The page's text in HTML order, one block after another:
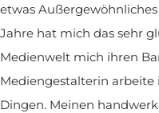
etwas
Jahre hat mich das sehr
Medienwelt mich ihren
Mediengestalterin
Dingen. Meinen